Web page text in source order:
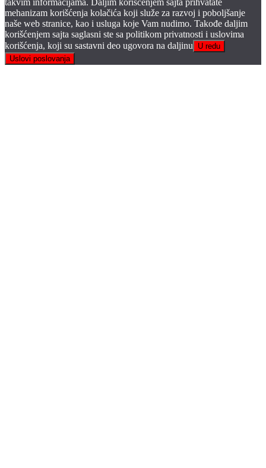
mehanizam korišćenja kolačića koji služe za razvoj i poboljšanje
naše web stranice, kao i usluga koje Vam nudimo. Takođe daljim
korišćenjem sajta saglasni ste sa politikom privatnosti i uslovima
korišćenja, koji su sastavni deo ugovora na daljinu
U redu
Uslovi poslovanja